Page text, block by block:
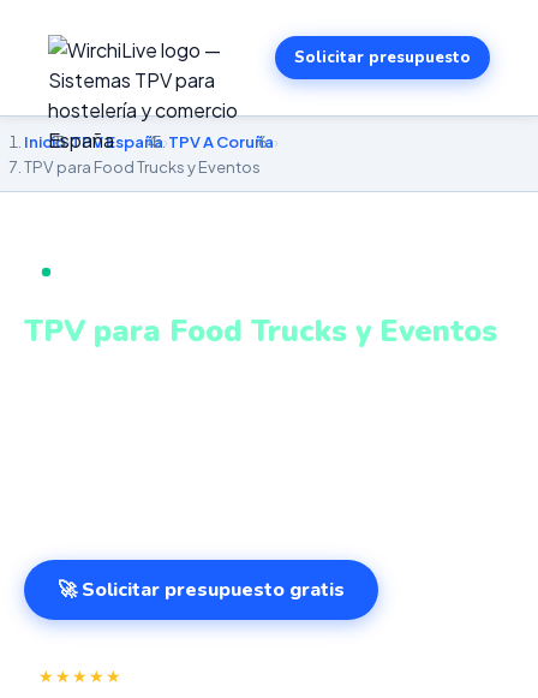
Solicitar presupuesto
Inicio›TPV España›TPV A Coruña›
TPV para Food Trucks y Eventos
TPV PARA FOOD TRUCKS Y EVENTOS EN A CORUÑA
TPV para Food Trucks y Eventos
🚀 Solicitar presupuesto gratis
★★★★★